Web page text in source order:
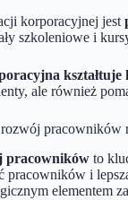
korporacyjnej jest
szkoleniowe i
kształtuje
ale również
pracowników
pracowników to
i
elementem